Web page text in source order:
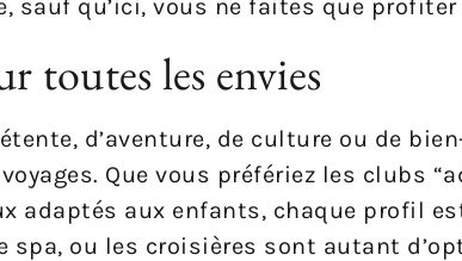
sauf qu’ici, vous ne faites que
toutes les envies
d’aventure, de culture ou de
Que vous préfériez les clubs
adaptés aux enfants, chaque profil
spa, ou les croisières sont autant